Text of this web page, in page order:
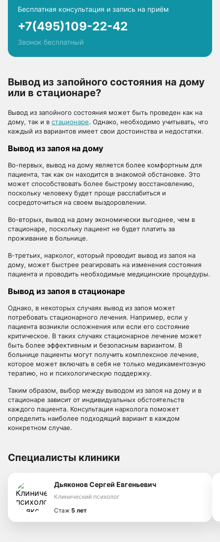
Бесплатная консультация и запись на приём
+7(495)109-22-42
Звонок бесплатный
Вывод из запойного состояния на дому
или в стационаре?
Вывод из запойного состояния может быть проведен как на
дому, так и в стационаре. Однако, необходимо учитывать, что
каждый из вариантов имеет свои достоинства и недостатки.
Вывод из запоя на дому
Во-первых, вывод на дому является более комфортным для
пациента, так как он находится в знакомой обстановке. Это
может способствовать более быстрому восстановлению,
поскольку человеку будет проще расслабиться и
сосредоточиться на своем выздоровлении.
Во-вторых, вывод на дому экономически выгоднее, чем в
стационаре, поскольку пациент не будет платить за
проживание в больнице.
В-третьих, нарколог, который проводит вывод из запоя на
дому, может быстрее реагировать на изменения состояния
пациента и проводить необходимые медицинские процедуры.
Вывод из запоя в стационаре
Однако, в некоторых случаях вывод из запоя может
потребовать стационарного лечения. Например, если у
пациента возникли осложнения или если его состояние
критическое. В таких случаях стационарное лечение может
быть более эффективным и безопасным вариантом. В
больнице пациенты могут получить комплексное лечение,
которое может включать в себя не только медикаментозную
терапию, но и психологическую поддержку.
Таким образом, выбор между выводом из запоя на дому и в
стационаре зависит от индивидуальных обстоятельств
каждого пациента. Консультация нарколога поможет
определить наиболее подходящий вариант в каждом
конкретном случае.
Специалисты клиники
Дьяконов Сергей Евгеньевич
Клинический психолог
Стаж 5 лет